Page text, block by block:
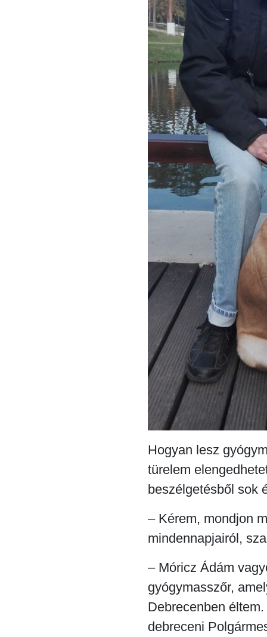
Hogyan lesz
türelem
beszélgetésből sok
– Kérem, mondjon
mindennapjairól,
– Móricz Ádám
gyógymasszőr,
Debrecenben
debreceni